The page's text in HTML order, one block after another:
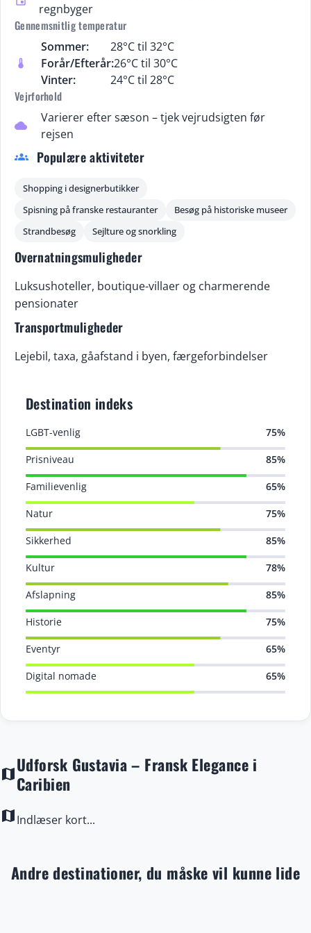
regnbyger
Gennemsnitlig temperatur
thermostat
Sommer:
28°C til 32°C
Forår/Efterår:26°C til 30°C
Vinter:
24°C til 28°C
Vejrforhold
cloud
Varierer efter sæson – tjek vejrudsigten før
rejsen
groups Populære aktiviteter
Shopping i designerbutikker
Spisning på franske restauranter
Besøg på historiske museer
Strandbesøg
Sejlture og snorkling
Overnatningsmuligheder
Luksushoteller, boutique-villaer og charmerende
pensionater
Transportmuligheder
Lejebil, taxa, gåafstand i byen, færgeforbindelser
Destination indeks
LGBT-venlig 75%
Prisniveau 85%
Familievenlig 65%
Natur 75%
Sikkerhed 85%
Kultur 78%
Afslapning 85%
Historie 75%
Eventyr 65%
Digital nomade 65%
map Udforsk Gustavia – Fransk Elegance i
Caribien
map Indlæser kort...
Andre destinationer, du måske vil kunne lide